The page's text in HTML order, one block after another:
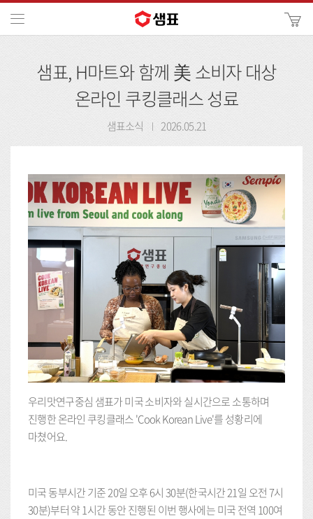
색
샘표, H마트와 함께 美 소비자 대상
온라인 쿠킹클래스 성료
샘표소식 2026.05.21
우리맛연구중심 샘표가 미국 소비자와 실시간으로 소통하며
진행한 온라인 쿠킹클래스 'Cook Korean Live'를 성황리에
마쳤어요.
미국 동부시간 기준 20일 오후 6시 30분(한국시간 21일 오전 7시
30분)부터 약 1시간 동안 진행된 이번 행사에는 미국 전역 100여